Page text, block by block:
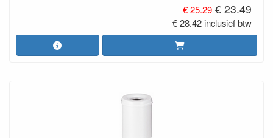
€ 25.29 € 23.49
€ 28.42 inclusief btw